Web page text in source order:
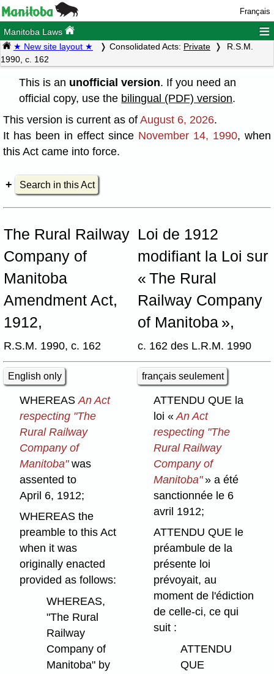
Français
Manitoba Laws ≡
★ New site layout ★ Consolidated Acts: Private
R.S.M.
1990, c. 162
This is an unofficial version. If you need an
official copy, use the bilingual (PDF) version.
This version is current as of August 6, 2026.
It has been in effect since November 14, 1990, when
this Act came into force.
Search in this Act
The Rural Railway
Company of
Manitoba
Amendment Act,
1912,
R.S.M. 1990, c. 162
Loi de 1912
modifiant la Loi sur
« The Rural
Railway Company
of Manitoba »,
c. 162 des L.R.M. 1990
English only français seulement
WHEREASAn Act
respecting "The
Rural Railway
Company of
Manitoba"was
assented to
April 6, 1912;
WHEREAS the
preamble to this Act
when it was
originally enacted
provided as follows:
WHEREAS,
"The Rural
Railway
Company of
Manitoba" by
ATTENDU QUE la
loi «An Act
respecting "The
Rural Railway
Company of
Manitoba"» a été
sanctionnée le 6
avril 1912;
ATTENDU QUE le
préambule de la
présente loi
prévoyait, au
moment de l'édiction
de celle-ci, ce qui
suit :
ATTENDU
QUE